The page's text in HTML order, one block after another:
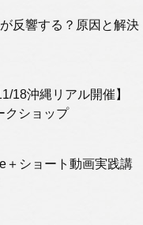
反響する？原因と解決
18沖縄リアル開催】
クショップ
＋ショート動画実践講